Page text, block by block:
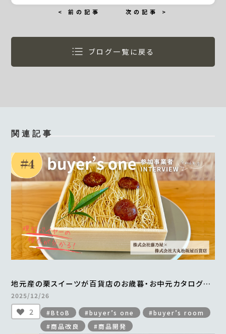
< 前の記事 次の記事 >
ブログ一覧に戻る
関連記事
地元産の栗スイーツが百貨店のお歳暮・お中元カタログに
掲載され、年間700万円以上の売上を実現
＜from buyer’s one＞
2025/12/26
2 #BtoB #buyer’s one
#buyer’s room
#商品改良
#商品開発